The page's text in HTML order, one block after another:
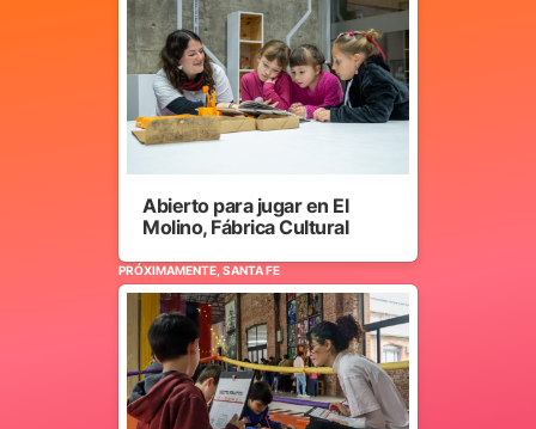
Abierto para jugar en El
Molino, Fábrica Cultural
PRÓXIMAMENTE, SANTA FE